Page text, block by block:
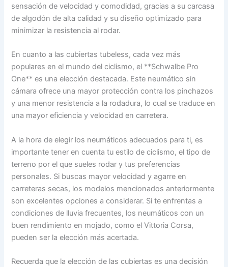
sensación de velocidad y comodidad, gracias a su carcasa
de algodón de alta calidad y su diseño optimizado para
minimizar la resistencia al rodar.
En cuanto a las cubiertas tubeless, cada vez más
populares en el mundo del ciclismo, el **Schwalbe Pro
One** es una elección destacada. Este neumático sin
cámara ofrece una mayor protección contra los pinchazos
y una menor resistencia a la rodadura, lo cual se traduce en
una mayor eficiencia y velocidad en carretera.
A la hora de elegir los neumáticos adecuados para ti, es
importante tener en cuenta tu estilo de ciclismo, el tipo de
terreno por el que sueles rodar y tus preferencias
personales. Si buscas mayor velocidad y agarre en
carreteras secas, los modelos mencionados anteriormente
son excelentes opciones a considerar. Si te enfrentas a
condiciones de lluvia frecuentes, los neumáticos con un
buen rendimiento en mojado, como el Vittoria Corsa,
pueden ser la elección más acertada.
Recuerda que la elección de las cubiertas es una decisión